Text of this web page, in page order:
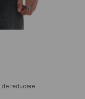
reducere